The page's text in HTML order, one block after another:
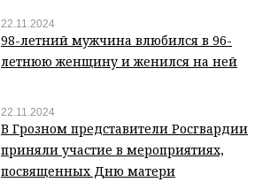
22.11.2024
98-летний мужчина влюбился в 96-
летнюю женщину и женился на ней
22.11.2024
В Грозном представители Росгвардии
приняли участие в мероприятиях,
посвященных Дню матери